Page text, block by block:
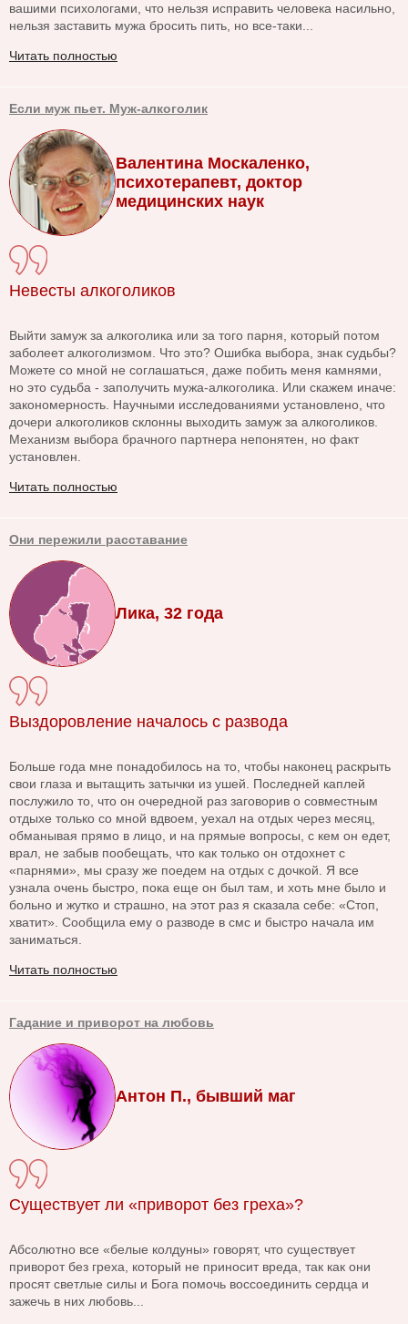
вашими психологами, что нельзя исправить человека насильно,
нельзя заставить мужа бросить пить, но все-таки...
Читать полностью
Если муж пьет. Муж-алкоголик
Валентина Москаленко,
психотерапевт, доктор
медицинских наук
Невесты алкоголиков
Выйти замуж за алкоголика или за того парня, который потом
заболеет алкоголизмом. Что это? Ошибка выбора, знак судьбы?
Можете со мной не соглашаться, даже побить меня камнями,
но это судьба - заполучить мужа-алкоголика. Или скажем иначе:
закономерность. Научными исследованиями установлено, что
дочери алкоголиков склонны выходить замуж за алкоголиков.
Механизм выбора брачного партнера непонятен, но факт
установлен.
Читать полностью
Они пережили расставание
Лика, 32 года
Выздоровление началось с развода
Больше года мне понадобилось на то, чтобы наконец раскрыть
свои глаза и вытащить затычки из ушей. Последней каплей
послужило то, что он очередной раз заговорив о совместным
отдыхе только со мной вдвоем, уехал на отдых через месяц,
обманывая прямо в лицо, и на прямые вопросы, с кем он едет,
врал, не забыв пообещать, что как только он отдохнет с
«парнями», мы сразу же поедем на отдых с дочкой. Я все
узнала очень быстро, пока еще он был там, и хоть мне было и
больно и жутко и страшно, на этот раз я сказала себе: «Стоп,
хватит». Сообщила ему о разводе в смс и быстро начала им
заниматься.
Читать полностью
Гадание и приворот на любовь
Антон П., бывший маг
Существует ли «приворот без греха»?
Абсолютно все «белые колдуны» говорят, что существует
приворот без греха, который не приносит вреда, так как они
просят светлые силы и Бога помочь воссоединить сердца и
зажечь в них любовь...